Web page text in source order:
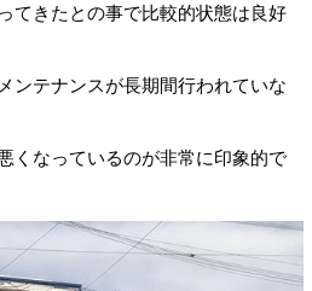
てきたとの事で比較的状態は良好
ンテナンスが長期間行われていな
くなっているのが非常に印象的で